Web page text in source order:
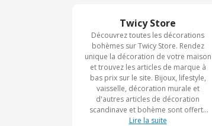
Twicy Store
Découvrez toutes les décorations
bohèmes sur Twicy Store. Rendez
unique la décoration de votre maison
et trouvez les articles de marque à
bas prix sur le site. Bijoux, lifestyle,
vaisselle, décoration murale et
d'autres articles de décoration
scandinave et bohème sont offerts
sur Twicy Store. Dès maintenant,
Lire la suite